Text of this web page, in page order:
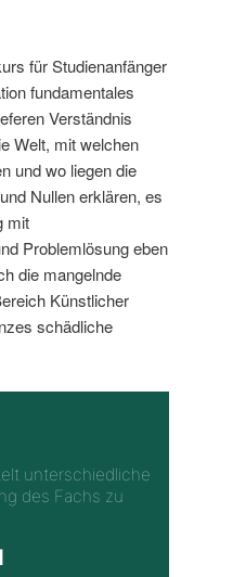
für Studienanfänger
fundamentales
Verständnis
Welt, mit welchen
und wo liegen die
Nullen erklären, es
mit
Problemlösung eben
die mangelnde
Künstlicher
schädliche